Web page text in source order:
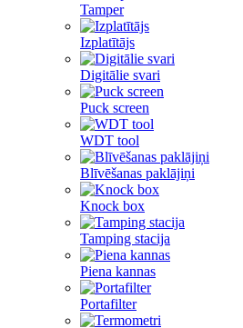
Tamper
Izplatītājs
Digitālie svari
Puck screen
WDT tool
Blīvēšanas paklājiņi
Knock box
Tamping stacija
Piena kannas
Portafilter